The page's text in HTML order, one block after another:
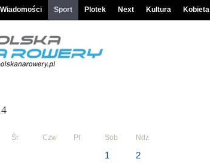
Wiadomości Sport Plotek Next Kultura Kobieta
Śr Czw Pt Sob Ndz
1 2